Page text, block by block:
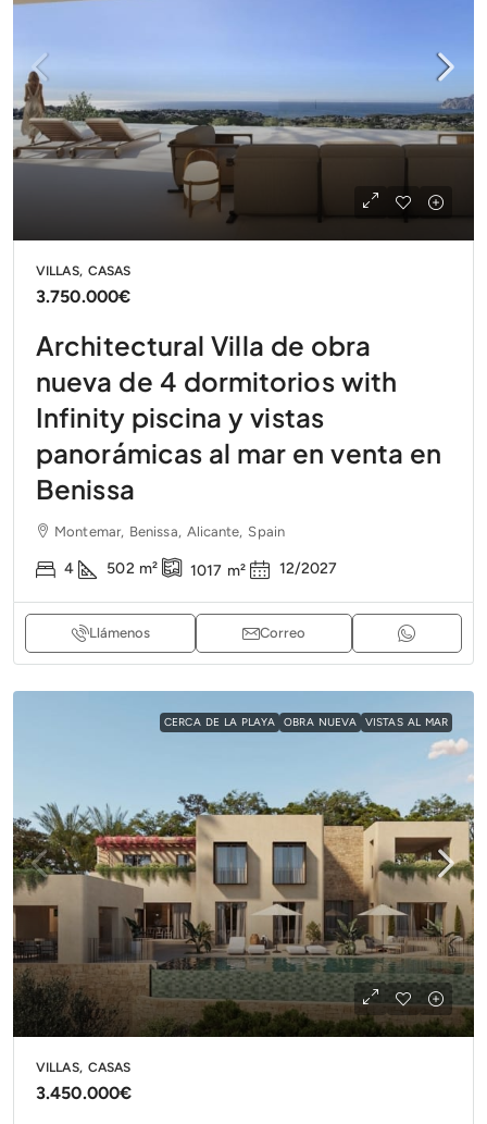
VILLAS, CASAS
3.750.000€
Architectural Villa de obra
nueva de 4 dormitorios with
Infinity piscina y vistas
panorámicas al mar en venta en
Benissa
Montemar, Benissa, Alicante, Spain
4 502 m² 1017 m² 12/2027
Llámenos Correo
CERCA DE LA PLAYA OBRA NUEVA VISTAS AL MAR
VILLAS, CASAS
3.450.000€